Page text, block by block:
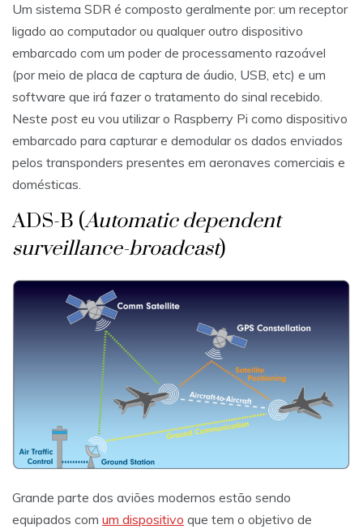
Um sistema SDR é composto geralmente por: um receptor
ligado ao computador ou qualquer outro dispositivo
embarcado com um poder de processamento razoável
(por meio de placa de captura de áudio, USB, etc) e um
software que irá fazer o tratamento do sinal recebido.
Neste post eu vou utilizar o Raspberry Pi como dispositivo
embarcado para capturar e demodular os dados enviados
pelos transponders presentes em aeronaves comerciais e
domésticas.
ADS-B (Automatic dependent
surveillance-broadcast)
Grande parte dos aviões modernos estão sendo
equipados com um dispositivo que tem o objetivo de